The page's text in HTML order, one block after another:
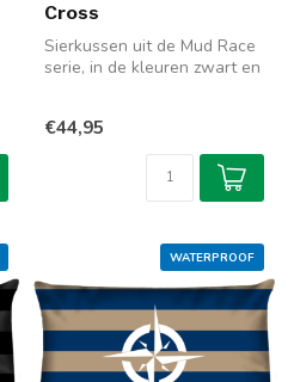
Cross
Sierkussen uit de Mud Race
serie, in de kleuren zwart en
€44,95
WATERPROOF